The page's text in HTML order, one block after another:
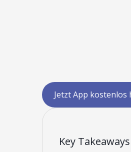
Jetzt App
Key Takeaways